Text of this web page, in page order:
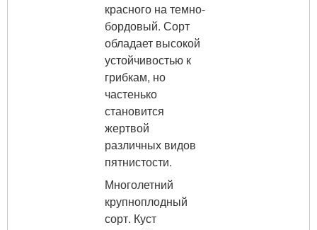
красного на темно-
бордовый. Сорт
обладает высокой
устойчивостью к
грибкам, но
частенько
становится
жертвой
различных видов
пятнистости.
Многолетний
крупноплодный
сорт. Куст